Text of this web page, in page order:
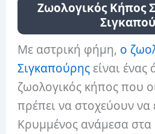
Ζωολογικός Κήπος
Με αστρική φήμη, ο
Σιγκαπούρης είναι ένας
ζωολογικός κήπος που
πρέπει να στοχεύουν να
Κρυμμένος ανάμεσα